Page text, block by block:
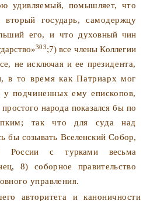
удивляемый, помышляет, что
вторый государь,самодержцу
его, и что духов­ный чин
303;7) все членыКоллегии
не исключая и ее пре­зидента,
в то время как Патриарх мог
у подчиненных ему епископов,
народа показался бы по­
так что для суда над
бы созывать Вселенский Собор,
России с турками весьма
8) соборное правительство
ного управления.
авторитета и каноничности